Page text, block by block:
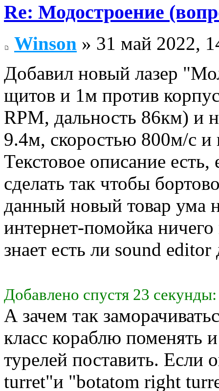
Re: Модостроение
Winson » 31 май 2022,
Добавил новый лазер
щитов и 1м против
RPM, дальность 86км) и
9.4м, скоростью 800м/с
Текстовое описание
сделать так чтобы
данный новый товар ума
интернет-помойка
знает есть ли sound
Добавлено спустя 23 секунды:
А зачем так
класс кораблю поменять
турелей поставить.
turret"и "botatom right